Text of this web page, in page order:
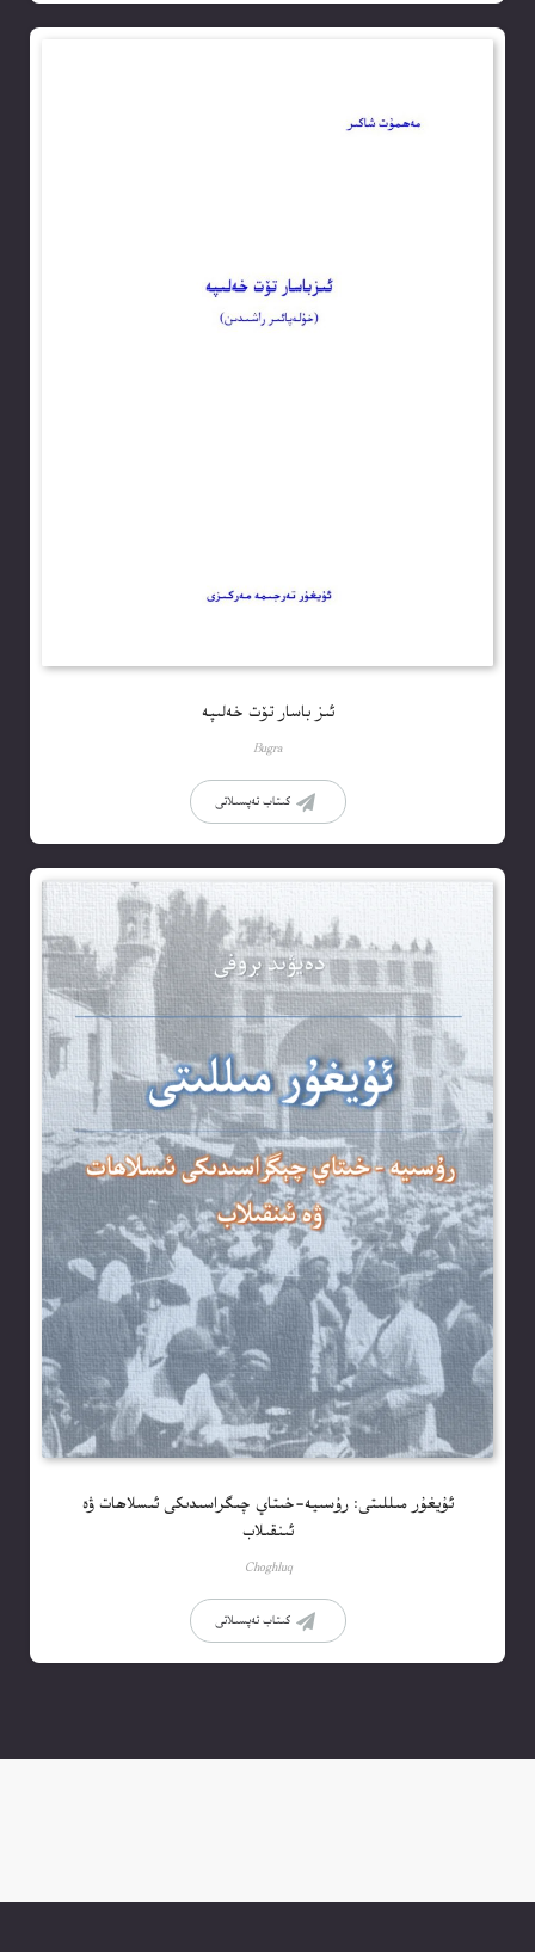
ئىز باسار تۆت خەلىپە
Bugra
كىتاب تەپسىلاتى
ئۇيغۇر مىللىتى: رۇسىيە-خىتاي چىگراسىدىكى ئىسلاھات ۋە
ئىنقىلاب
Choghluq
كىتاب تەپسىلاتى